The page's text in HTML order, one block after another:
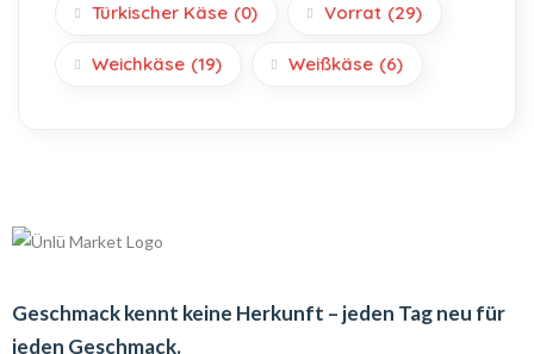
Türkischer Käse (0) Vorrat (29)
Weichkäse (19) Weißkäse (6)
Geschmack kennt keine Herkunft – jeden Tag neu für
jeden Geschmack.